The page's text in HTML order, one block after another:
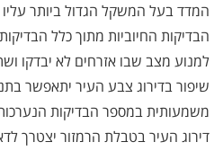
המדד בעל המשקל הגדול ביותר
הבדיקות החיוביות מתוך כלל
למנוע מצב שבו אזרחים לא יבדקו
שיפור בדירוג צבע העיר יתאפשר
משמעותית במספר הבדיקות
דירוג העיר בטבלת הרמזור יצטרך